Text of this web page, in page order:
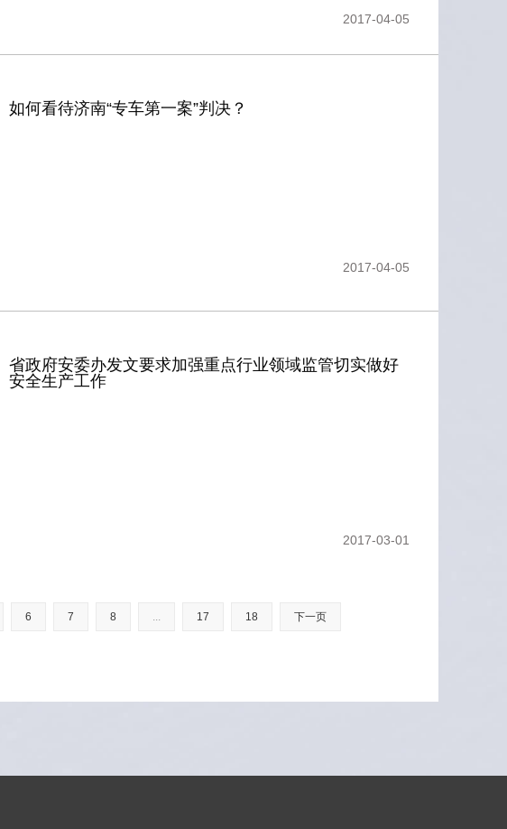
2017-04-05
如何看待济南“专车第一案”判决？
2017-04-05
省政府安委办发文要求加强重点行业领域监管切实做好
安全生产工作
2017-03-01
6 7 8 17 18 下一页